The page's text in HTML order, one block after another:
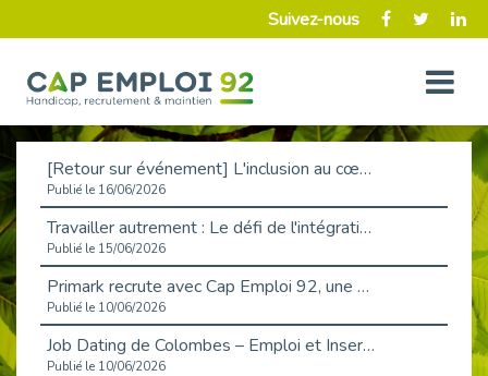
Suivez-nous
[Retour sur événement] L'inclusion au cœur de la Place de l'Emploi à La Défense !
Publié le 16/06/2026
Travailler autrement : Le défi de l'intégration des maladies chroniques en entreprise
Publié le 15/06/2026
Primark recrute avec Cap Emploi 92, une matinée couronnée de succès !
Publié le 10/06/2026
Job Dating de Colombes – Emploi et Insertion
Publié le 10/06/2026